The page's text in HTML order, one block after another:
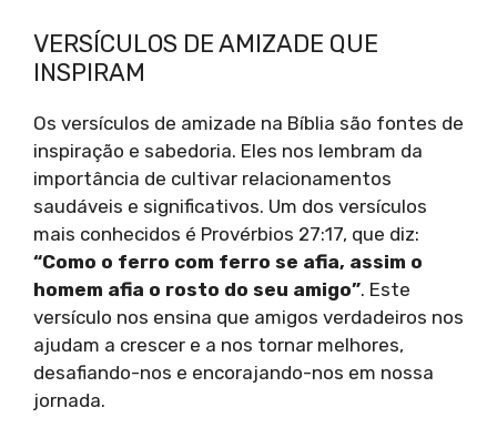
VERSÍCULOS DE AMIZADE QUE
INSPIRAM
Os versículos de amizade na Bíblia são fontes de
inspiração e sabedoria. Eles nos lembram da
importância de cultivar relacionamentos
saudáveis e significativos. Um dos versículos
mais conhecidos é Provérbios 27:17, que diz:
“Como o ferro com ferro se afia, assim o
homem afia o rosto do seu amigo”. Este
versículo nos ensina que amigos verdadeiros nos
ajudam a crescer e a nos tornar melhores,
desafiando-nos e encorajando-nos em nossa
jornada.